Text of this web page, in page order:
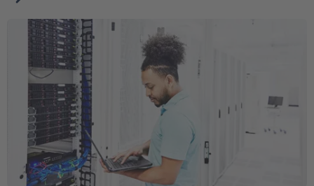
Weiter zu Elektronikversicherung